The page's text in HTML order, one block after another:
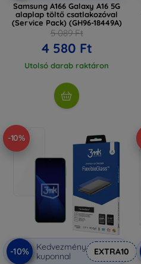
Samsung A166 Galaxy A16 5G
alaplap töltő csatlakozóval
(Service Pack) (GH96-18449A)
5 089 Ft
4 580 Ft
Utolsó darab raktáron
-10%
-10%
Kedvezmény
kuponnal
EXTRA10